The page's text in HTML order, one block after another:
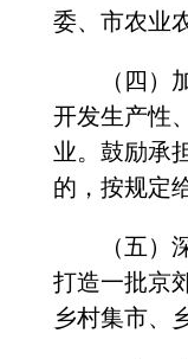
委、市农业
（四）加
开发生产性
业。鼓励承
的，按规定
（五）深
打造一批京
乡村集市、